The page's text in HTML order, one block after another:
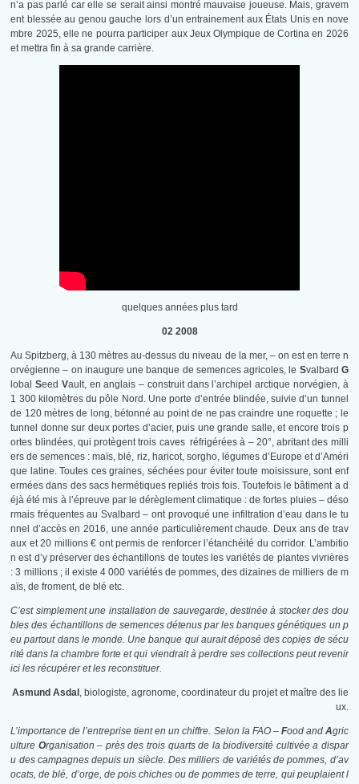
n’a pas parlé car elle se serait ainsi montré mauvaise joueuse. Mais, gravem
ent blessée au genou gauche lors d’un entrainement aux États Unis en nove
mbre 2025, elle ne pourra participer aux Jeux Olympique de Cortina en 2026
et mettra fin à sa grande carrière.
quelques années plus tard
02 2008
Au Spitzberg, à 130 mètres au-dessus du niveau de la mer, – on est en terre n
orvégienne – on inaugure une banque de semences agricoles, le Svalbard G
lobalSeed Vault, en anglais – construit dans l’archipel arctique norvégien, à
1 300 kilomètres du pôle Nord. Une porte d’entrée blindée, suivie d’un tunnel
de 120 mètres de long, bétonné au point de ne pas craindre une roquette ; le
tunnel donne sur deux portes d’acier, puis une grande salle, et encore trois p
ortes blindées, qui protègent trois caves réfrigérées à – 20°, abritant des milli
ers de semences : maïs, blé, riz, haricot, sorgho, légumes d’Europe et d’Améri
que latine. Toutes ces graines, séchées pour éviter toute moisissure, sont enf
ermées dans des sacs hermétiques repliés trois fois. Toutefois le bâtiment a d
éjà été mis à l’épreuve par le dérèglement climatique : de fortes pluies – déso
rmais fréquentes au Svalbard – ont provoqué une infiltration d’eau dans le tu
nnel d’accès en 2016, une année particulièrement chaude. Deux ans de trav
aux et 20 millions € ont permis de renforcer l’étanchéité du corridor. L’ambitio
n est d’y préserver des échantillons de toutes les variétés de plantes vivrières
: 3 millions ; il existe 4 000 variétés de pommes, des dizaines de milliers de m
aïs, de froment, de blé etc.
C’est simplement une installation de sauvegarde, destinée à stocker des dou
bles des échantillons de semences détenus par les banques génétiques un p
eu partout dans le monde. Une banque qui aurait déposé des copies de sécu
rité dans la chambre forte et qui viendrait à perdre ses collections peut revenir
ici les récupérer et les reconstituer.
Asmund Asdal , biologiste, agronome, coordinateur du projet et maître des lie
ux.
L’importance de l’entreprise tient en un chiffre. Selon la FAO – Food and Agric
ulture Organisation – près des trois quarts de la biodiversité cultivée a dispar
u des campagnes depuis un siècle. Des milliers de variétés de pommes, d’av
ocats, de blé, d’orge, de pois chiches ou de pommes de terre, qui peuplaient l